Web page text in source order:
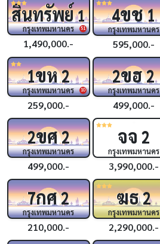
51
สินทรัพย์1
กรุงเทพมหานคร
1,490,000.-
4ขช1
กรุงเทพมหานคร
595,000.-
10
1ขห2
กรุงเทพมหานคร
259,000.-
2ขฮ2
กรุงเทพมหานคร
499,000.-
2ขศ2
กรุงเทพมหานคร
499,000.-
จจ 2
กรุงเทพมหานคร
3,990,000.-
7กศ2
กรุงเทพมหานคร
210,000.-
ฆธ2
กรุงเทพมหานคร
2,290,000.-